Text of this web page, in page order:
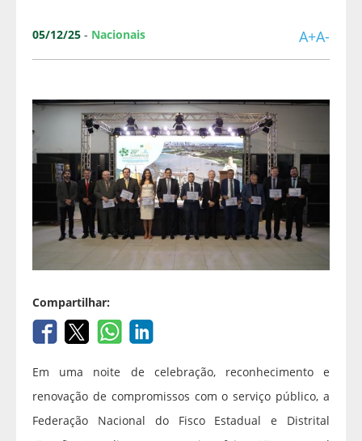
05/12/25 - Nacionais A+A-
Compartilhar:
Em uma noite de celebração, reconhecimento e
renovação de compromissos com o serviço público, a
Federação Nacional do Fisco Estadual e Distrital